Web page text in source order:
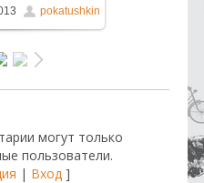
pokatushkin
могут только
пользователи.
| Вход]